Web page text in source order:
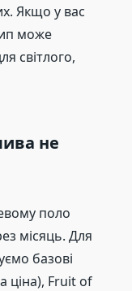
Якщо у вас
може
світлого,
не
поло
місяць. Для
базові
ціна), Fruit of